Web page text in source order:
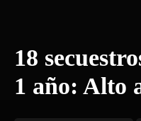
18
1 año: Alto